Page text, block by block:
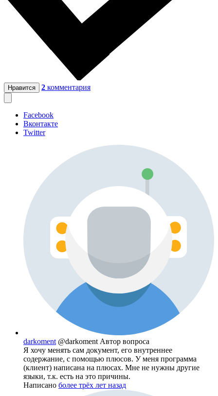
Нравится 2 комментария
Facebook
Вконтакте
Twitter
darkoment @darkoment Автор вопроса
Я хочу менять сам документ, его внутреннее
содержание, с помощью плюсов. У меня программа
(клиент) написана на плюсах. Мне не нужны другие
языки, т.к. есть на это причины.
Написано более трёх лет назад